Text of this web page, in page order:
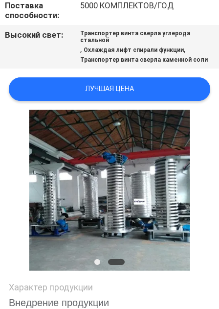
СПРОСИТЕ
ПОЛИТИКА
УЕДИНЕНИЯ
Поставка
способности:
5000 КОМПЛЕКТОВ/ГОД
Высокий свет:
Транспортер винта сверла углерода
стальной
, Охлаждая лифт спирали функции,
Транспортер винта сверла каменной соли
ЛУЧШАЯ ЦЕНА
Характер продукции
Внедрение продукции